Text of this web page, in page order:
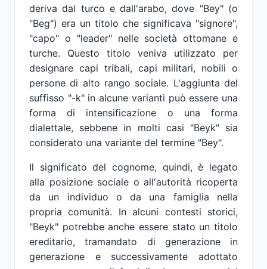
deriva dal turco e dall'arabo, dove "Bey" (o
"Beg") era un titolo che significava "signore",
"capo" o "leader" nelle società ottomane e
turche. Questo titolo veniva utilizzato per
designare capi tribali, capi militari, nobili o
persone di alto rango sociale. L'aggiunta del
suffisso "-k" in alcune varianti può essere una
forma di intensificazione o una forma
dialettale, sebbene in molti casi "Beyk" sia
considerato una variante del termine "Bey".
Il significato del cognome, quindi, è legato
alla posizione sociale o all'autorità ricoperta
da un individuo o da una famiglia nella
propria comunità. In alcuni contesti storici,
"Beyk" potrebbe anche essere stato un titolo
ereditario, tramandato di generazione in
generazione e successivamente adottato